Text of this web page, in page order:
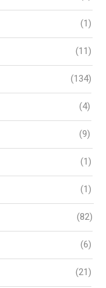
(1)
(11)
(134)
(4)
(9)
(1)
(1)
(82)
(6)
(21)